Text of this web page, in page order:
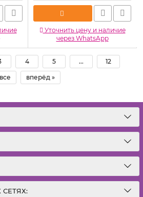
Уточнить цену и наличие
через WhatsApp
4 5 ... 12
все вперёд »